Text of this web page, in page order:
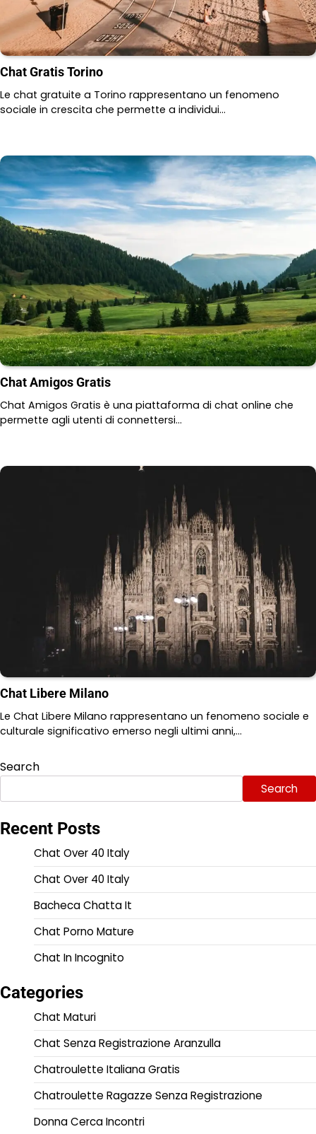
Chat Gratis Torino
Le chat gratuite a Torino rappresentano un fenomeno
sociale in crescita che permette a individui…
Chat Amigos Gratis
Chat Amigos Gratis è una piattaforma di chat online che
permette agli utenti di connettersi…
Chat Libere Milano
Le Chat Libere Milano rappresentano un fenomeno sociale e
culturale significativo emerso negli ultimi anni,…
Search
Search
Recent Posts
Chat Over 40 Italy
Chat Over 40 Italy
Bacheca Chatta It
Chat Porno Mature
Chat In Incognito
Categories
Chat Maturi
Chat Senza Registrazione Aranzulla
Chatroulette Italiana Gratis
Chatroulette Ragazze Senza Registrazione
Donna Cerca Incontri